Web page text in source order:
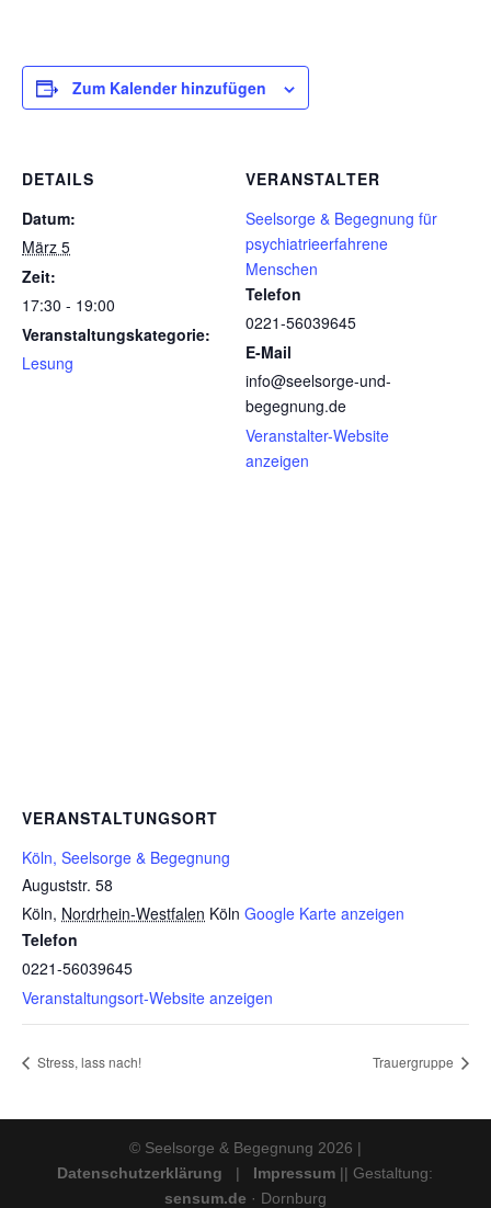
Zum Kalender hinzufügen
DETAILS
Datum:
März 5
Zeit:
17:30 - 19:00
Veranstaltungskategorie:
Lesung
VERANSTALTER
Seelsorge & Begegnung für
psychiatrieerfahrene
Menschen
Telefon
0221-56039645
E-Mail
info@seelsorge-und-
begegnung.de
Veranstalter-Website
anzeigen
VERANSTALTUNGSORT
Köln, Seelsorge & Begegnung
Auguststr. 58
Köln, Nordrhein-Westfalen Köln Google Karte anzeigen
Telefon
0221-56039645
Veranstaltungsort-Website anzeigen
Stress, lass nach! Trauergruppe
© Seelsorge & Begegnung 2026 |
Datenschutzerklärung | Impressum || Gestaltung:
sensum.de · Dornburg